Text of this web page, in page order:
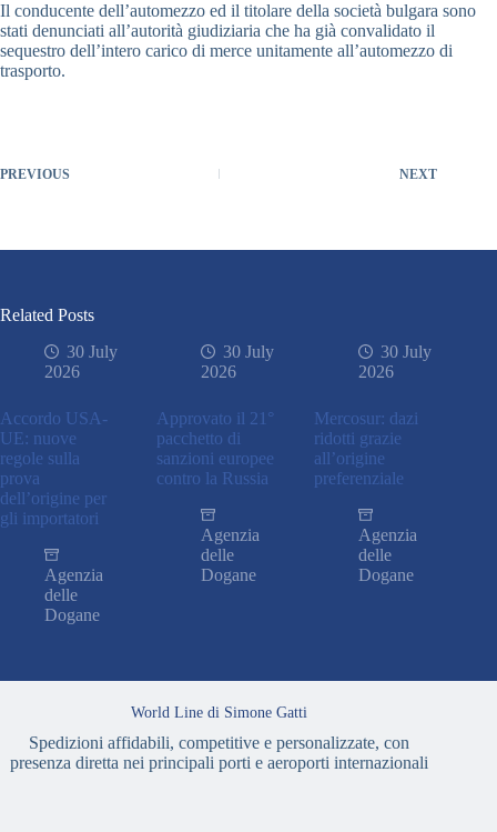
Il conducente dell’automezzo ed il titolare della società bulgara sono
stati denunciati all’autorità giudiziaria che ha già convalidato il
sequestro dell’intero carico di merce unitamente all’automezzo di
trasporto.
PREVIOUS NEXT
Related Posts
30 July
2026
Accordo USA-
UE: nuove
regole sulla
prova
dell’origine per
gli importatori
Agenzia
delle
Dogane
30 July
2026
Approvato il 21°
pacchetto di
sanzioni europee
contro la Russia
Agenzia
delle
Dogane
30 July
2026
Mercosur: dazi
ridotti grazie
all’origine
preferenziale
Agenzia
delle
Dogane
World Line di Simone Gatti
Spedizioni affidabili, competitive e personalizzate, con
presenza diretta nei principali porti e aeroporti internazionali